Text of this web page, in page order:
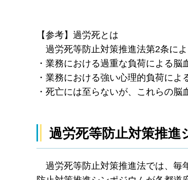
【参考】過労死とは
過労死等防止対策推進法第2条に
・業務における過重な負荷による
・業務における強い心理的負荷に
・死亡には至らないが、これらの
過労死等防止対策推
過労死等防止対策推進法では、毎